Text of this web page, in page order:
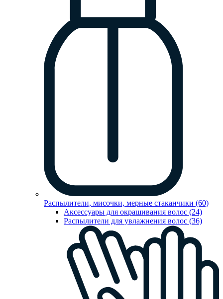
Распылители, мисочки, мерные стаканчики (60)
Аксессуары для окрашивания волос (24)
Распылители для увлажнения волос (36)